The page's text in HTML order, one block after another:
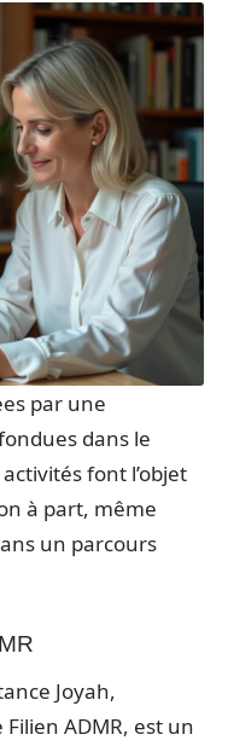
par une
dans le
font l’objet
à part, même
un parcours
Joyah,
ADMR, est un